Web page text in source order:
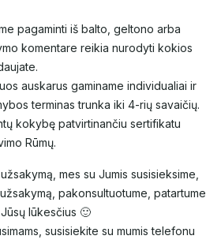
pagaminti iš balto, geltono arba
komentare reikia nurodyti kokios
auskarus gaminame individualiai ir
terminas trunka iki 4-rių savaičių.
kokybę patvirtinančiu sertifikatu
Rūmų.
mes su Jumis susisieksime,
pakonsultuotume, patartume
lūkesčius 🙂
susisiekite su mumis telefonu